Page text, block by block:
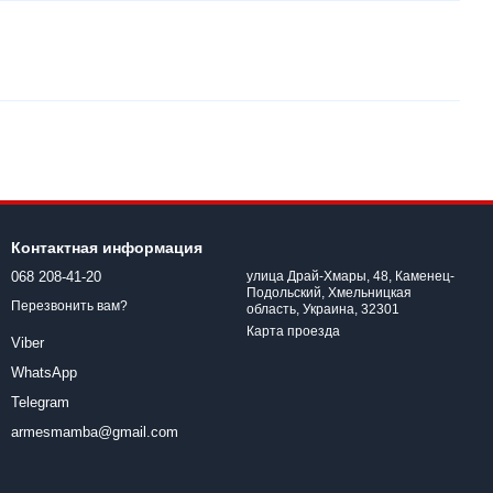
Контактная информация
068 208-41-20
Перезвонить вам?
Viber
WhatsApp
Telegram
armesmamba@gmail.com
улица Драй-Хмары, 48, Каменец-
Подольский, Хмельницкая
область, Украина, 32301
Карта проезда